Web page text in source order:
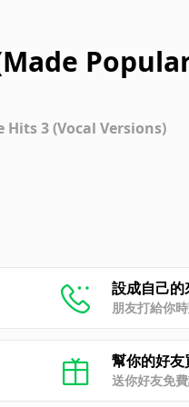
3 (Vocal Versions)
設成自己的
朋友打給你
幫你的好友
送你好友免